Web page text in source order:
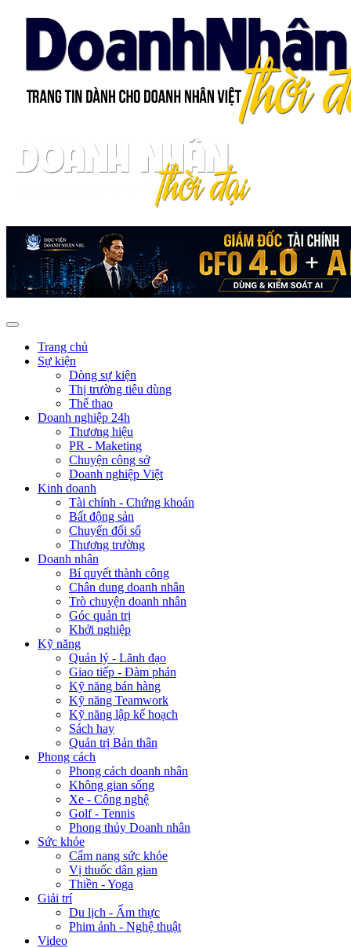
Trang chủ
Sự kiện
Dòng sự kiện
Thị trường tiêu dùng
Thể thao
Doanh nghiệp 24h
Thương hiệu
PR - Maketing
Chuyện công sở
Doanh nghiệp Việt
Kinh doanh
Tài chính - Chứng khoán
Bất động sản
Chuyển đổi số
Thương trường
Doanh nhân
Bí quyết thành công
Chân dung doanh nhân
Trò chuyện doanh nhân
Góc quản trị
Khởi nghiệp
Kỹ năng
Quản lý - Lãnh đạo
Giao tiếp - Đàm phán
Kỹ năng bán hàng
Kỹ năng Teamwork
Kỹ năng lập kế hoạch
Sách hay
Quản trị Bản thân
Phong cách
Phong cách doanh nhân
Không gian sống
Xe - Công nghệ
Golf - Tennis
Phong thủy Doanh nhân
Sức khỏe
Cẩm nang sức khỏe
Vị thuốc dân gian
Thiền - Yoga
Giải trí
Du lịch - Ẩm thực
Phim ảnh - Nghệ thuật
Video